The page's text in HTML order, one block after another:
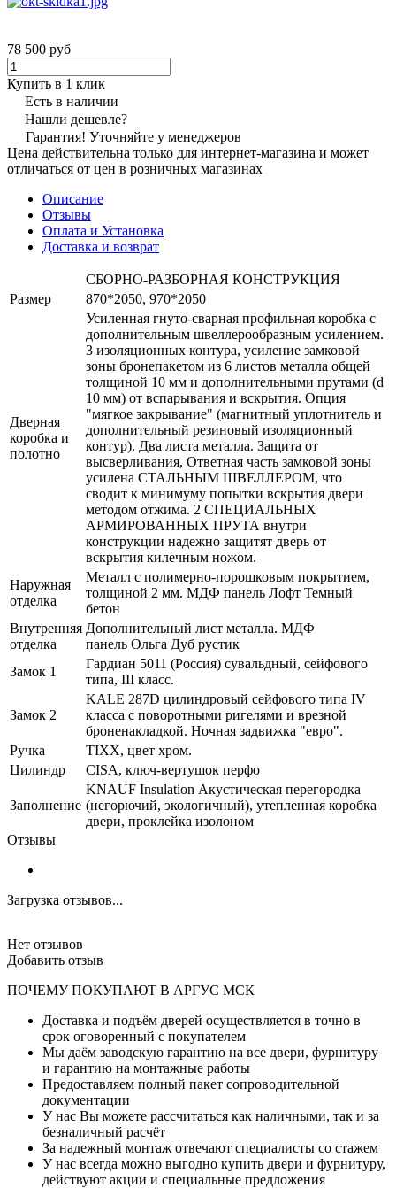
78 500 руб
Купить в 1 клик
Есть в наличии
Нашли дешевле?
Гарантия! Уточняйте у менеджеров
Цена действительна только для интернет-магазина и может
отличаться от цен в розничных магазинах
Описание
Отзывы
Оплата и Установка
Доставка и возврат
СБОРНО-РАЗБОРНАЯ КОНСТРУКЦИЯ
Размер
870*2050, 970*2050
Дверная
коробка и
полотно
Усиленная гнуто-сварная профильная коробка с
дополнительным швеллерообразным усилением.
3 изоляционных контура, усиление замковой
зоны бронепакетом из 6 листов металла общей
толщиной 10 мм и дополнительными прутами (d
10 мм) от вспарывания и вскрытия. Опция
"мягкое закрывание" (магнитный уплотнитель и
дополнительный резиновый изоляционный
контур). Два листа металла. Защита от
высверливания, Ответная часть замковой зоны
усилена СТАЛЬНЫМ ШВЕЛЛЕРОМ, что
сводит к минимуму попытки вскрытия двери
методом отжима. 2 СПЕЦИАЛЬНЫХ
АРМИРОВАННЫХ ПРУТА внутри
конструкции надежно защитят дверь от
вскрытия килечным ножом.
Наружная
отделка
Металл с полимерно-порошковым покрытием,
толщиной 2 мм. МДФ панель Лофт Темный
бетон
Внутренняя
отделка
Дополнительный лист металла. МДФ
панель Ольга Дуб рустик
Замок 1
Гардиан 5011 (Россия) сувальдный, сейфового
типа, III класс.
Замок 2
KALE 287D цилиндровый сейфового типа IV
класса с поворотными ригелями и врезной
броненакладкой. Ночная задвижка "евро".
Ручка
TIXX, цвет хром.
Цилиндр
CISA, ключ-вертушок перфо
Заполнение
KNAUF Insulation Акустическая перегородка
(негорючий, экологичный), утепленная коробка
двери, проклейка изолоном
Отзывы
Загрузка отзывов...
Нет отзывов
Добавить отзыв
ПОЧЕМУ ПОКУПАЮТ В АРГУС МСК
Доставка и подъём дверей осуществляется в точно в
срок оговоренный с покупателем
Мы даём заводскую гарантию на все двери, фурнитуру
и гарантию на монтажные работы
Предоставляем полный пакет сопроводительной
документации
У нас Вы можете рассчитаться как наличными, так и за
безналичный расчёт
За надежный монтаж отвечают специалисты со стажем
У нас всегда можно выгодно купить двери и фурнитуру,
действуют акции и специальные предложения